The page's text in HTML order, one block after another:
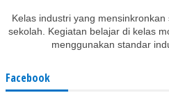
Kelas industri yang
sekolah. Kegiatan belajar di kelas
menggunakan standar
Facebook